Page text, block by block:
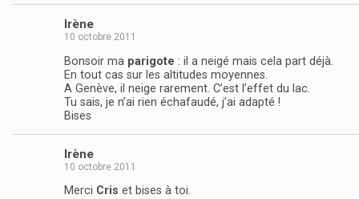
Irène
10 octobre 2011
Bonsoir ma parigote : il a neigé mais cela part déjà.
En tout cas sur les altitudes moyennes.
A Genève, il neige rarement. C’est l’effet du lac.
Tu sais, je n’ai rien échafaudé, j’ai adapté !
Bises
Irène
10 octobre 2011
Merci Cris et bises à toi.